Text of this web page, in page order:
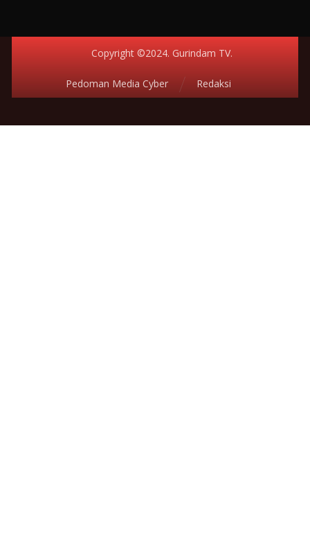
Copyright ©2024. Gurindam TV.
Redaksi
Pedoman Media Cyber